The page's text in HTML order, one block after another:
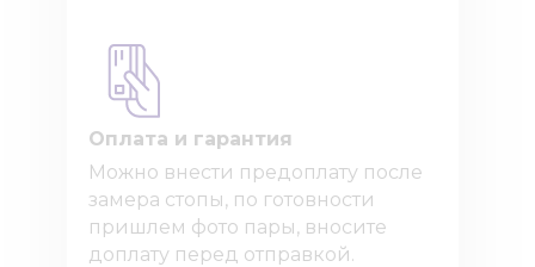
Оплата и гарантия
Можно внести предоплату после
замера стопы, по готовности
пришлем фото пары, вносите
доплату перед отправкой.